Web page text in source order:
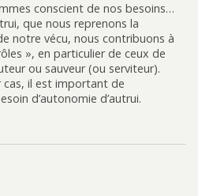
conscient de nos besoins…
que nous reprenons la
notre vécu, nous contribuons à
», en particulier de ceux de
ou sauveur (ou serviteur).
cas, il est important de
d’autonomie d’autrui.